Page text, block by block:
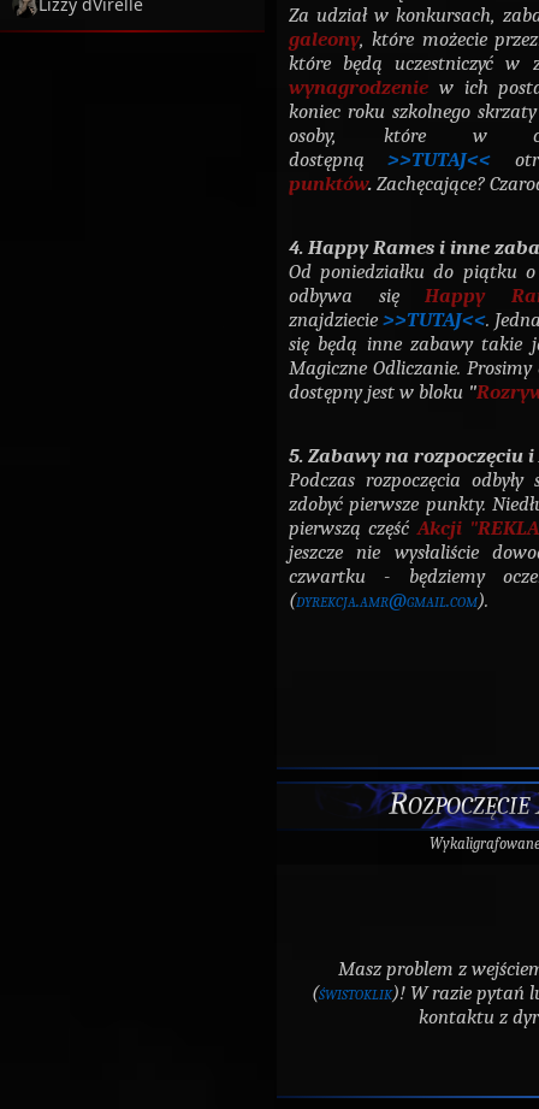
Za udział w konkursach,
galeony, które możecie
które będą uczestniczyć w
wynagrodzenie w ich
koniec roku szkolnego
osoby, które w
dostępną>>TUTAJ<<
punktów. Zachęcające?
4. Happy Rames i inne
Od poniedziałku do piątku
odbywa sięHappy
znajdziecie>>TUTAJ<<.
się będą inne zabawy takie
Magiczne Odliczanie.
dostępny jest w bloku "
5. Zabawy na rozpoczęciu i
Podczas rozpoczęcia
zdobyć pierwsze punkty.
pierwszą częśćAkcji
jeszcze nie wysłaliście
czwartku - będziemy
(dyrekcja.amr@gmail.com).
Masz problem z
(świstoklik)! W razie pytań
kontaktu z